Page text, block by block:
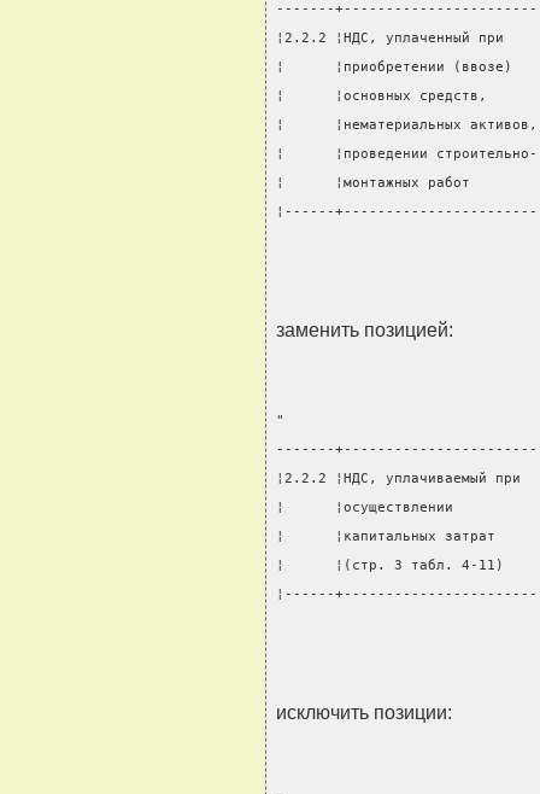
-------
¦2.2.2 ¦НДС, уплаченный
¦      ¦приобретении
¦      ¦основных
¦      ¦нематериальных
¦      ¦проведении
¦      ¦монтажных работ
¦------
заменить позицией:
"
-------
¦2.2.2 ¦НДС,
¦      ¦осуществлении
¦      ¦капитальных
¦      ¦(стр. 3 табл. 4-
¦------
исключить позиции: